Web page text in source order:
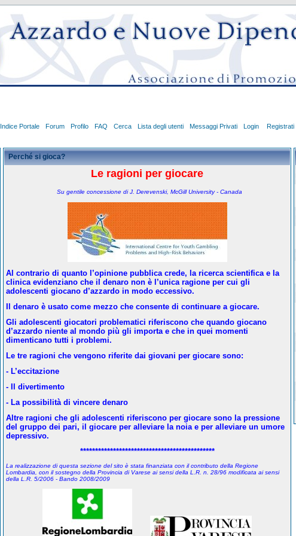
Indice Portale Forum Profilo FAQ Cerca Lista degli utenti Messaggi Privati Login Registrati
Perché si gioca?
Le ragioni per giocare
Su gentile concessione di J. Derevenski, McGill University - Canada
Al contrario di quanto l’opinione pubblica crede, la ricerca scientifica e la
clinica evidenziano che il denaro non è l’unica ragione per cui gli
adolescenti giocano d’azzardo in modo eccessivo.
Il denaro è usato come mezzo che consente di continuare a giocare.
Gli adolescenti giocatori problematici riferiscono che quando giocano
d’azzardo niente al mondo più gli importa e che in quei momenti
dimenticano tutti i problemi.
Le tre ragioni che vengono riferite dai giovani per giocare sono:
- L’eccitazione
- Il divertimento
- La possibilità di vincere denaro
Altre ragioni che gli adolescenti riferiscono per giocare sono la pressione
del gruppo dei pari, il giocare per alleviare la noia e per alleviare un umore
depressivo.
*********************************************
La realizzazione di questa sezione del sito è stata finanziata con il contributo della Regione
Lombardia, con il sostegno della Provincia di Varese ai sensi della L.R. n. 28/96 modificata ai sensi
della L.R. 5/2006 - Bando 2008/2009